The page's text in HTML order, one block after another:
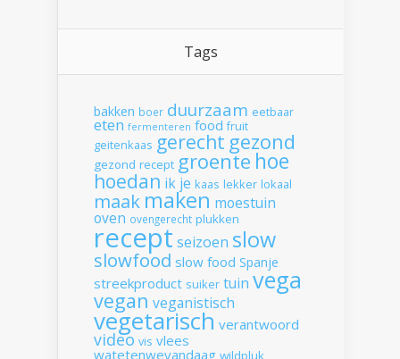
Tags
bakken boer duurzaam eetbaar
eten fermenteren food fruit
geitenkaas gerecht gezond
gezond recept groente hoe
hoedan ik je kaas lekker lokaal
maak maken moestuin
oven ovengerecht plukken
recept seizoen slow
slowfood slow food Spanje
streekproduct suiker tuin vega
vegan veganistisch
vegetarisch verantwoord
video vis vlees
watetenwevandaag wildpluk